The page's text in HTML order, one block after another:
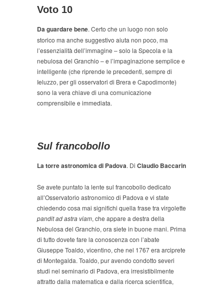
Voto 10
Da guardare bene. Certo che un luogo non solo
storico ma anche suggestivo aiuta non poco, ma
l’essenzialità dell’immagine – solo la Specola e la
nebulosa del Granchio – e l’impaginazione semplice e
intelligente (che riprende le precedenti, sempre di
Ieluzzo, per gli osservatori di Brera e Capodimonte)
sono la vera chiave di una comunicazione
comprensibile e immediata.
Sul francobollo
La torre astronomica di Padova. Di Claudio Baccarin
Se avete puntato la lente sul francobollo dedicato
all’Osservatorio astronomico di Padova e vi state
chiedendo cosa mai significhi quella frase tra virgolette
pandit ad astra viam, che appare a destra della
Nebulosa del Granchio, ora siete in buone mani. Prima
di tutto dovete fare la conoscenza con l’abate
Giuseppe Toaldo, vicentino, che nel 1767 era arciprete
di Montegalda. Toaldo, pur avendo condotto severi
studi nel seminario di Padova, era irresistibilmente
attratto dalla matematica e dalla ricerca scientifica,